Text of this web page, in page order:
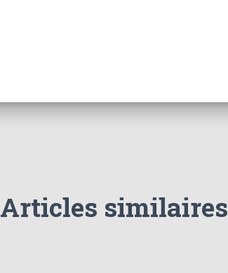
Articles similaires